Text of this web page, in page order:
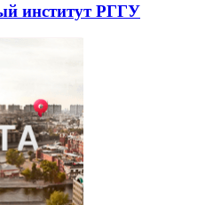
институт РГГУ